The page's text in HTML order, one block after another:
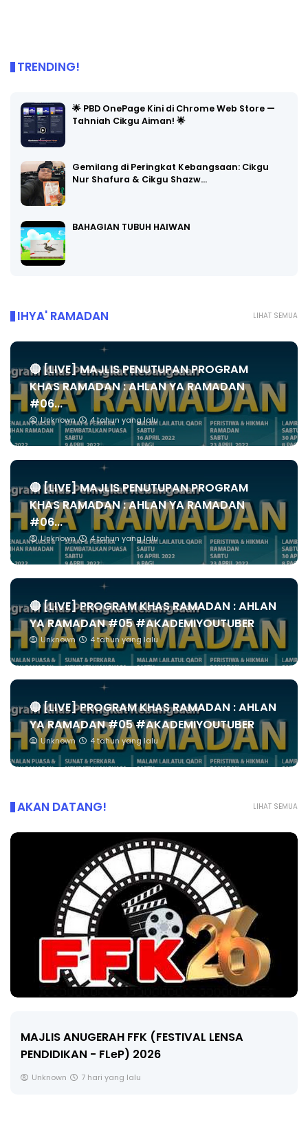
TRENDING!
🌟 PBD OnePage Kini di Chrome Web Store —
Tahniah Cikgu Aiman! 🌟
Gemilang di Peringkat Kebangsaan: Cikgu
Nur Shafura & Cikgu Shazw…
BAHAGIAN TUBUH HAIWAN
LIHAT SEMUA
IHYA' RAMADAN
🔴 [LIVE] MAJLIS PENUTUPAN PROGRAM
KHAS RAMADAN : AHLAN YA RAMADAN
#06...
Unknown 4 tahun yang lalu
🔴 [LIVE] MAJLIS PENUTUPAN PROGRAM
KHAS RAMADAN : AHLAN YA RAMADAN
#06...
Unknown 4 tahun yang lalu
🔴 [LIVE] PROGRAM KHAS RAMADAN : AHLAN
YA RAMADAN #05 #AKADEMIYOUTUBER
Unknown 4 tahun yang lalu
🔴 [LIVE] PROGRAM KHAS RAMADAN : AHLAN
YA RAMADAN #05 #AKADEMIYOUTUBER
Unknown 4 tahun yang lalu
LIHAT SEMUA
AKAN DATANG!
MAJLIS ANUGERAH FFK (FESTIVAL LENSA
PENDIDIKAN - FLeP) 2026
Unknown 7 hari yang lalu